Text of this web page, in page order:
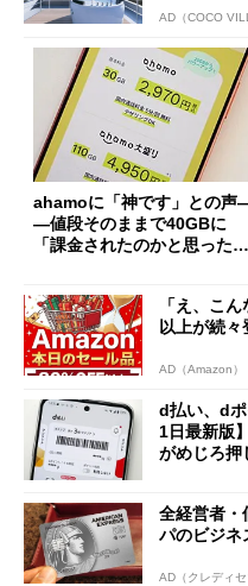
AD（COCO
ahamoに「神です」との声
―値段そのままで40GBに
「課金されたのかと思った」
「え、こ
以上が続
AD（Amazon）
d払い、d
1日最新版
がめじろ押
全経営者・
パのビジネ
AD（クレディセ